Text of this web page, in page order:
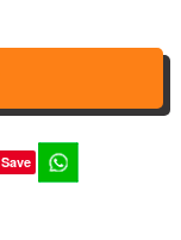
Save